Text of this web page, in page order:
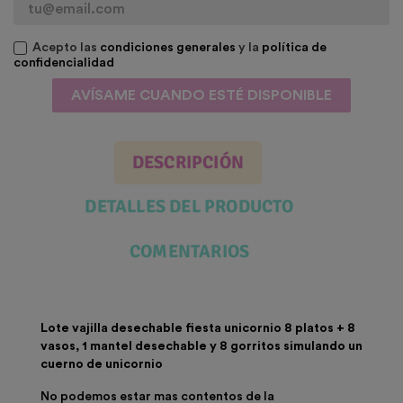
Acepto las condiciones generales y la política de
confidencialidad
AVÍSAME CUANDO ESTÉ DISPONIBLE
DESCRIPCIÓN
DETALLES DEL PRODUCTO
COMENTARIOS
Lote vajilla desechable fiesta unicornio 8 platos + 8
vasos, 1 mantel desechable y 8 gorritos simulando un
cuerno de unicornio
No podemos estar mas contentos de la